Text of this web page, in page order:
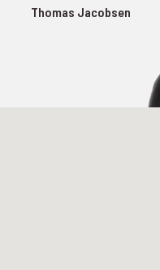
Thomas Jacobsen